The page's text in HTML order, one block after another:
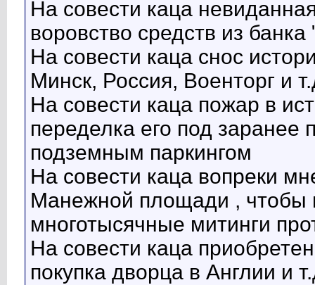
На совести каца
воровство средств из
На совести каца снос
Минск, Россия, Военторг и
На совести каца пожар в
переделка его под заранее
подземным паркингом
На совести каца вопреки
Манежной площади , чтобы
многотысячные митинги
На совести каца
покупка дворца в Англии и